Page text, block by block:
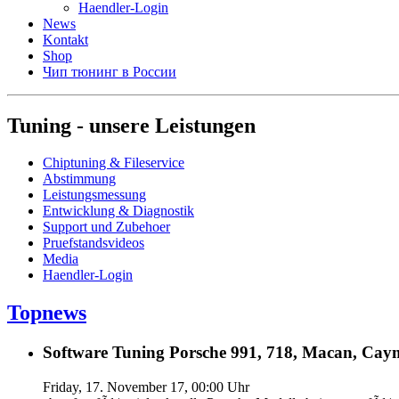
Haendler-Login
News
Kontakt
Shop
Чип тюнинг в России
Tuning - unsere Leistungen
Chiptuning & Fileservice
Abstimmung
Leistungsmessung
Entwicklung & Diagnostik
Support und Zubehoer
Pruefstandsvideos
Media
Haendler-Login
Topnews
Software Tuning Porsche 991, 718, Macan,
Friday, 17. November 17, 00:00 Uhr